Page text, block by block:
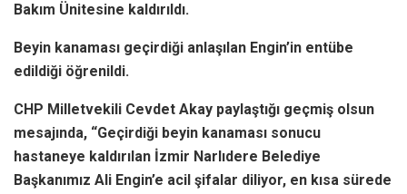
Bakım Ünitesine kaldırıldı.
Beyin kanaması geçirdiği anlaşılan Engin’in entübe
edildiği öğrenildi.
CHP Milletvekili Cevdet Akay paylaştığı geçmiş olsun
mesajında, “Geçirdiği beyin kanaması sonucu
hastaneye kaldırılan İzmir Narlıdere Belediye
Başkanımız Ali Engin’e acil şifalar diliyor, en kısa sürede